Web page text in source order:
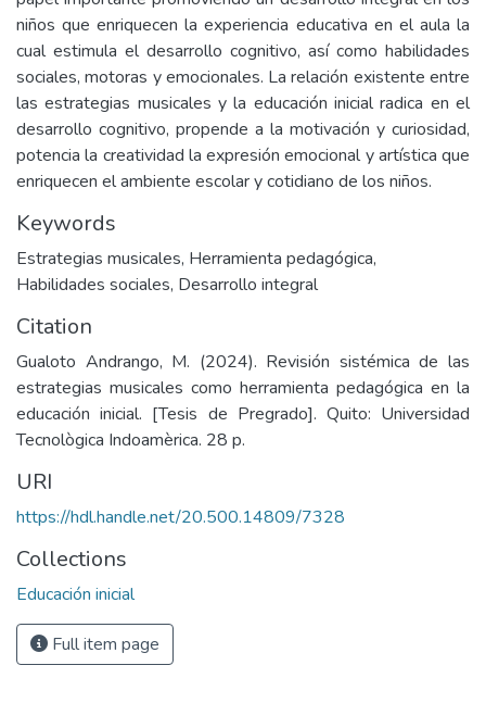
niños que enriquecen la experiencia educativa en el aula la
cual estimula el desarrollo cognitivo, así como habilidades
sociales, motoras y emocionales. La relación existente entre
las estrategias musicales y la educación inicial radica en el
desarrollo cognitivo, propende a la motivación y curiosidad,
potencia la creatividad la expresión emocional y artística que
enriquecen el ambiente escolar y cotidiano de los niños.
Keywords
Estrategias musicales, Herramienta pedagógica,
Habilidades sociales, Desarrollo integral
Citation
Gualoto Andrango, M. (2024). Revisión sistémica de las
estrategias musicales como herramienta pedagógica en la
educación inicial. [Tesis de Pregrado]. Quito: Universidad
Tecnològica Indoamèrica. 28 p.
URI
https://hdl.handle.net/20.500.14809/7328
Collections
Educación inicial
Full item page